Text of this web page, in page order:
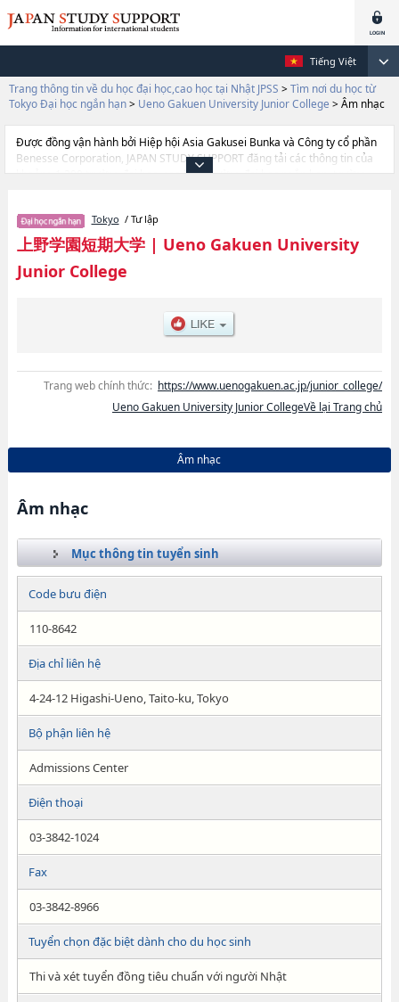
Tiếng Việt
Trang thông tin về du học đại học,cao học tại Nhật JPSS > Tìm nơi du học từ
Tokyo Đại học ngắn hạn> Ueno Gakuen University Junior College > Âm nhạc
Được đồng vận hành bởi Hiệp hội Asia Gakusei Bunka và Công ty cổ phần
Benesse Corporation, JAPAN STUDY SUPPORT đăng tải các thông tin của
khoảng 1.300 trường đại học, cao học, trường đại học ngắn hạn, trường
College, và thông tin cần thiết dành cho du học sinh, như là về các Ngành
Âm nhạc, thông tin về từng ngành học, thông tin liên quan đến thi tuyển
như số lượng tuyển sinh, số lượng trúng tuyển, cở sở trang thiết bị, hướng
dẫn địa điểm v.v...
Tokyo / Tư lập
上野学園短期大学| Ueno Gakuen University
Junior College
Trang web chính thức: https://www.uenogakuen.ac.jp/junior_college/
Ueno Gakuen University Junior CollegeVề lại Trang chủ
Âm nhạc
Âm nhạc
Mục thông tin tuyển sinh
Code bưu điện
110-8642
Địa chỉ liên hệ
4-24-12 Higashi-Ueno, Taito-ku, Tokyo
Bộ phận liên hệ
Admissions Center
Điện thoại
03-3842-1024
Fax
03-3842-8966
Tuyển chọn đặc biệt dành cho du học sinh
Thi và xét tuyển đồng tiêu chuẩn với người Nhật